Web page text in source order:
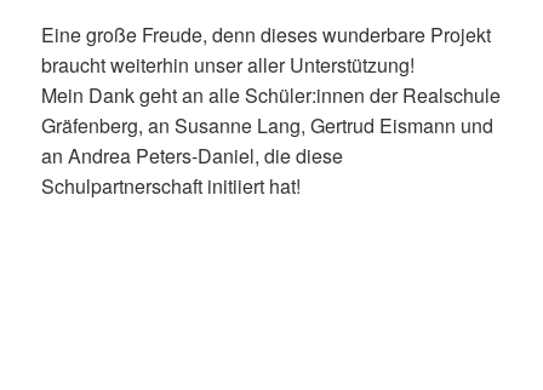
Eine große Freude, denn dieses wunderbare Projekt
braucht weiterhin unser aller Unterstützung!
Mein Dank geht an alle Schüler:innen der Realschule
Gräfenberg, an Susanne Lang, Gertrud Eismann und
an Andrea Peters-Daniel, die diese
Schulpartnerschaft initiiert hat!